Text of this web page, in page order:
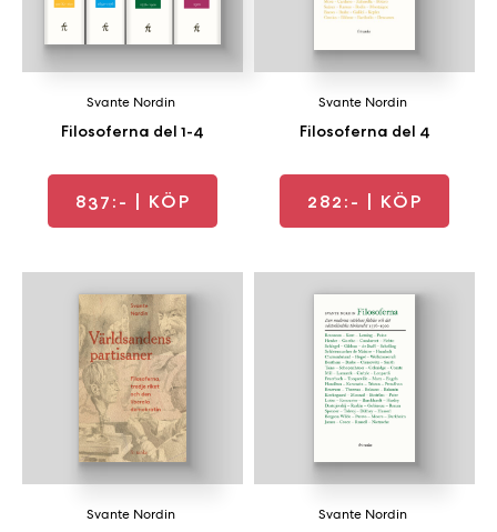
Filosoferna del 1-4
Svante Nordin
837:- | KÖP
Filosoferna del 4
Svante Nordin
282:- | KÖP
Svante Nordin Svante Nordin